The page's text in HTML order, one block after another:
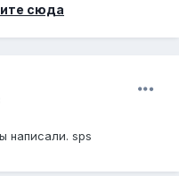
сюда
написали. sps